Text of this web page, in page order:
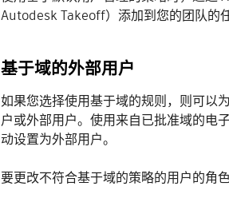
Autodesk Takeoff）添加到您的团队的
基于域的外部用户
如果您选择使用基于域的规则，则可以
户或外部用户。使用来自已批准域的电
动设置为外部用户。
要更改不符合基于域的策略的用户的角